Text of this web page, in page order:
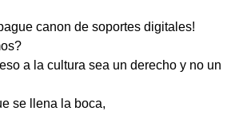
canon de soportes digitales!
a la cultura sea un derecho y no un
se llena la boca,